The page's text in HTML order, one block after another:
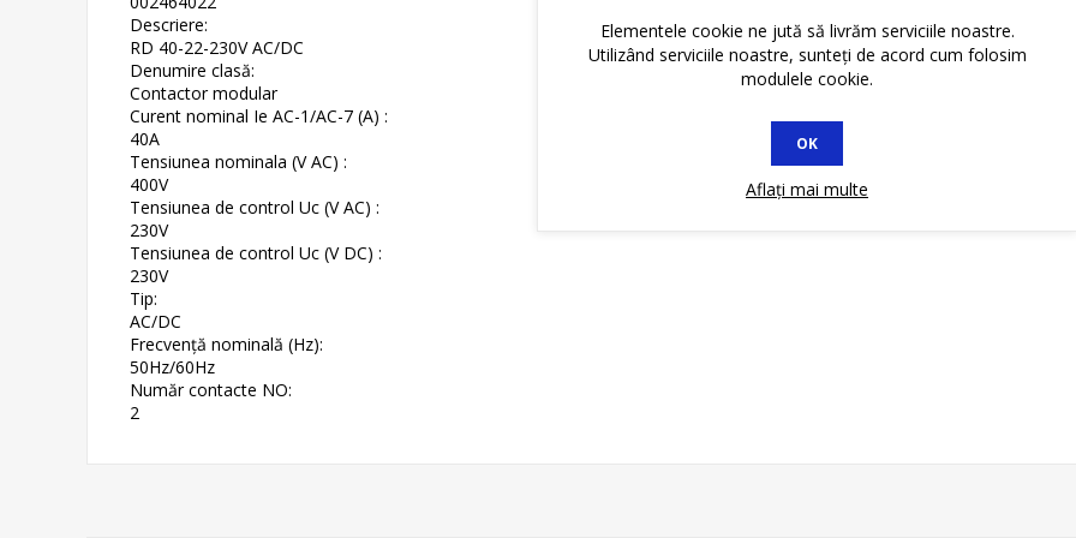
Descriere:
RD 40-22-230V AC/DC
Denumire clasă:
Contactor modular
Curent nominal Ie AC-1/AC-7 (A) :
40A
Tensiunea nominala (V AC) :
400V
Tensiunea de control Uc (V AC) :
230V
Tensiunea de control Uc (V DC) :
230V
Tip:
AC/DC
Frecvență nominală (Hz):
50Hz/60Hz
Număr contacte NO:
2
Elementele cookie ne jută să livrăm serviciile noastre.
Utilizând serviciile noastre, sunteți de acord cum folosim
modulele cookie.
OK
Aflați mai multe